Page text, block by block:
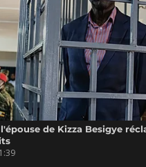
de Kizza Besigye